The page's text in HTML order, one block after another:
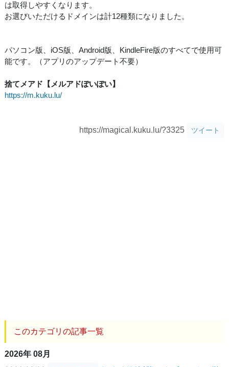
は取得しやすくなります。
お選びいただけるドメインは計12種類になりました。
パソコン版、iOS版、Android版、KindleFire版のすべてで使用可
能です。（アプリのアップデート不要）
捨てメアド【メルアドぽいぽい】
https://m.kuku.lu/
https://magical.kuku.lu/?3325 ツイート
このカテゴリの記事一覧
2026年 08月